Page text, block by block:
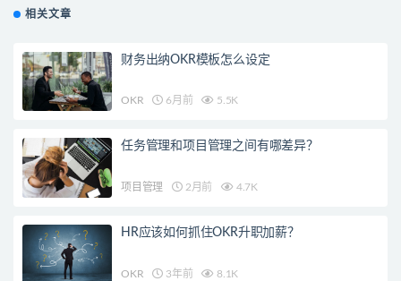
相关文章
财务出纳OKR模板怎么设定
OKR 6月前 5.5K
任务管理和项目管理之间有哪差异？
项目管理 2月前 4.7K
HR应该如何抓住OKR升职加薪？
OKR 3年前 8.1K